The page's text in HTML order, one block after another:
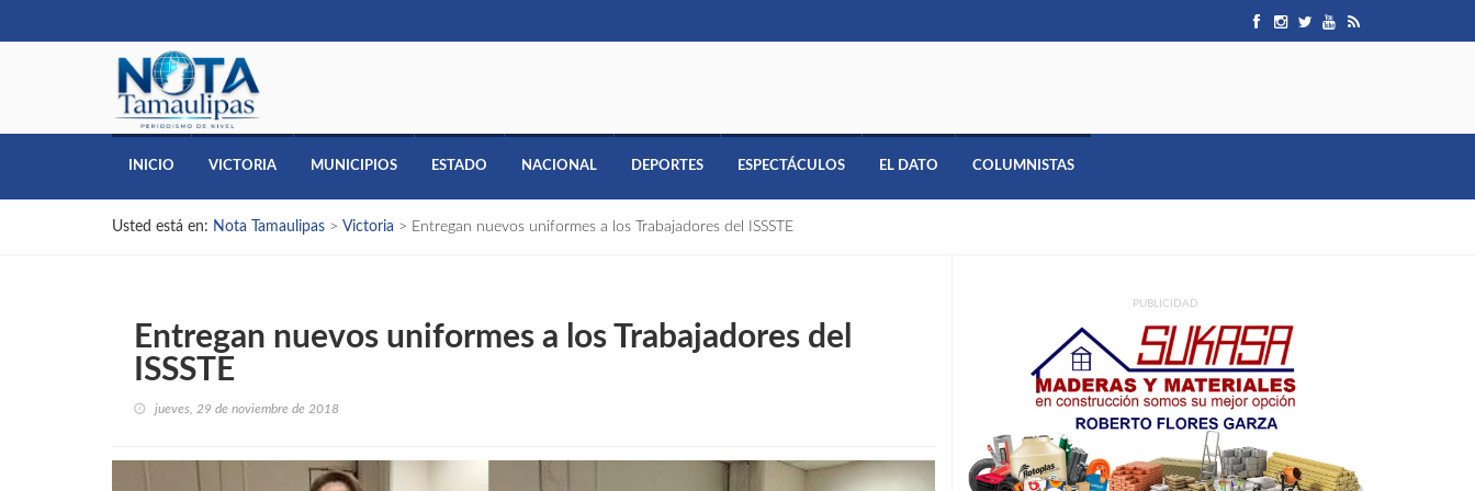
INICIO VICTORIA MUNICIPIOS ESTADO NACIONAL DEPORTES ESPECTÁCULOS EL DATO COLUMNISTAS
Usted está en: Nota Tamaulipas > Victoria > Entregan nuevos uniformes a los Trabajadores del ISSSTE
Entregan nuevos uniformes a los Trabajadores del
ISSSTE
jueves, 29 de noviembre de 2018
PUBLICIDAD